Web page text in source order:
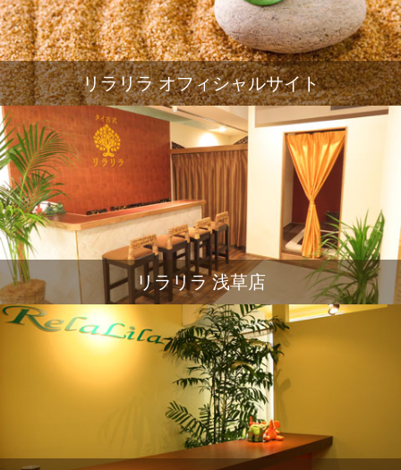
リラリラ オフィシャルサイト
リラリラ 浅草店